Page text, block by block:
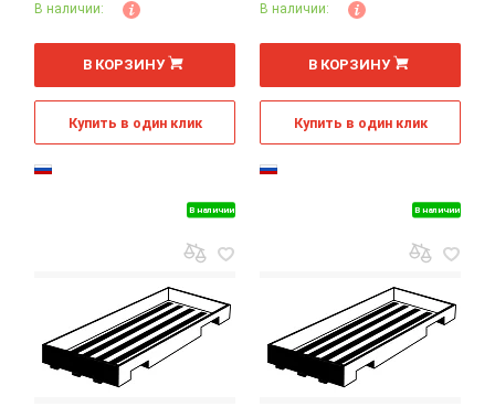
В наличии
В наличии:
В КОРЗИНУ
Купить в один клик
В наличии
В наличии:
В КОРЗИНУ
Купить в один клик